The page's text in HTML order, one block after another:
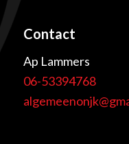
Contact
Ap Lammers
06-53394768